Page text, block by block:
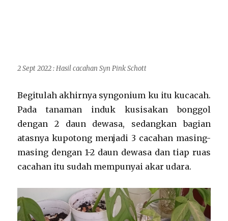
2 Sept 2022 : Hasil cacahan Syn Pink Schott
Begitulah akhirnya syngonium ku itu kucacah.
Pada tanaman induk kusisakan bonggol
dengan 2 daun dewasa, sedangkan bagian
atasnya kupotong menjadi 3 cacahan masing-
masing dengan 1-2 daun dewasa dan tiap ruas
cacahan itu sudah mempunyai akar udara.